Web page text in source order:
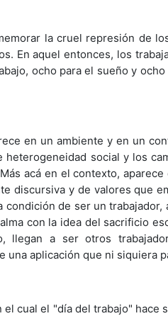
la cruel represión de
En aquel entonces, los
ocho para el sueño y ocho
en un ambiente y en un
social y los
acá en el contexto,
discursiva y de valores que
de ser un
con la idea del sacrificio
llegan a ser otros
aplicación que ni siquiera
cual el "día del trabajo"